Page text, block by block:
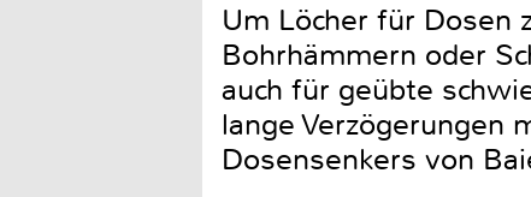
Um Löcher für Dosen
Bohrhämmern oder
auch für geübte
lange Verzögerungen
Dosensenkers von